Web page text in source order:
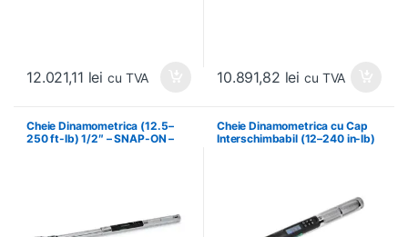
12.021,11 lei cu TVA 10.891,82 lei cu TVA
Cheie Dinamometrica (12.5–
250 ft-lb) 1/2″ – SNAP-ON –
Cheie Dinamometrica cu Cap
Interschimbabil (12–240 in-lb)